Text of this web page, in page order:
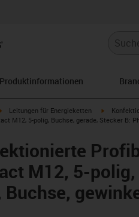
Produktinformationen
right
igus-icon-arrow-right
Leitungen für Energieketten igus-icon-
M12, 5-polig, Buchse, gerade, Stecker B:
M12, 5-
Buchse,